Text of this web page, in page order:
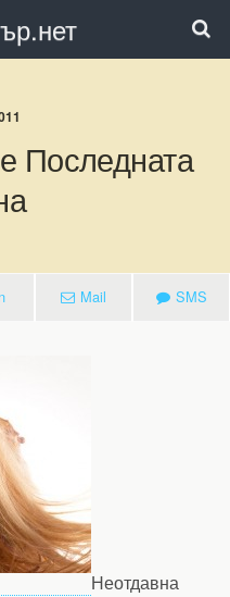
Последната
Mail SMS
Неотдавна